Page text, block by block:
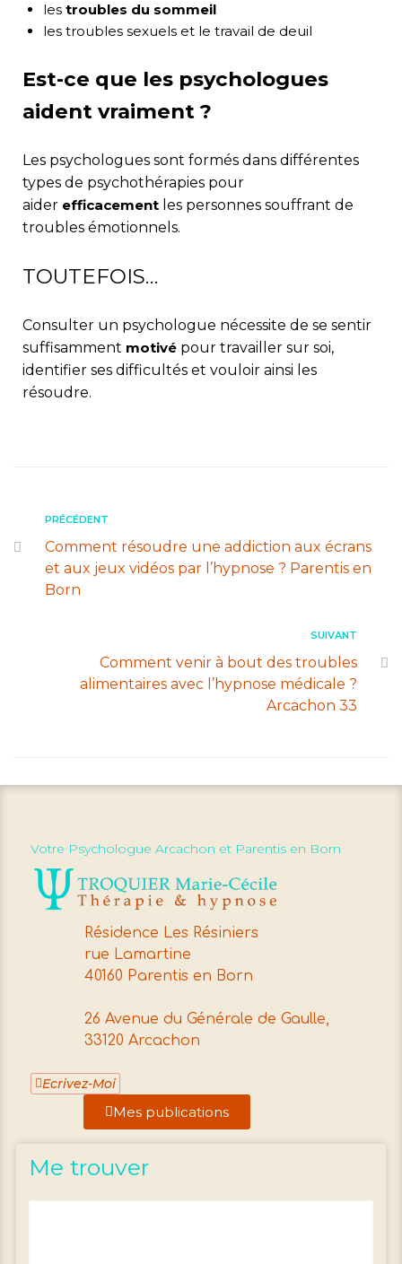
les troubles du sommeil
les troubles sexuels et le travail de deuil
Est-ce que les psychologues
aident vraiment ?
Les psychologues sont formés dans différentes
types de psychothérapies pour
aider efficacement les personnes souffrant de
troubles émotionnels.
TOUTEFOIS…
Consulter un psychologue nécessite de se sentir
suffisamment motivé pour travailler sur soi,
identifier ses difficultés et vouloir ainsi les
résoudre.
PRÉCÉDENT
Comment résoudre une addiction aux écrans
et aux jeux vidéos par l’hypnose ? Parentis en
Born
SUIVANT
Comment venir à bout des troubles
alimentaires avec l’hypnose médicale ?
Arcachon 33
Votre Psychologue Arcachon et Parentis en Born
Résidence Les Résiniers
rue Lamartine
40160 Parentis en Born
26 Avenue du Générale de Gaulle,
33120 Arcachon
Ecrivez-Moi
Mes publications
Me trouver